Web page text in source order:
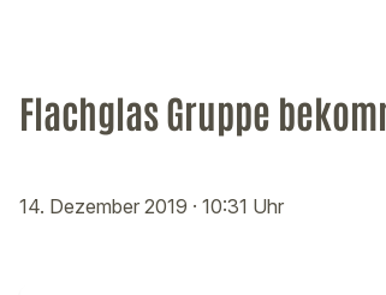
Flachglas Gruppe
14. Dezember 2019 · 10:31 Uhr